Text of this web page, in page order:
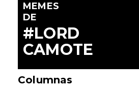
MEMES
DE
#LORD
CAMOTE
Columnas